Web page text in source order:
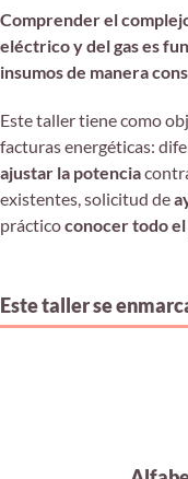
Comprender el
eléctrico y del gas es
insumos de manera
Este taller tiene como
facturas energéticas:
ajustar la potencia
existentes, solicitud de
prácticoconocer todo
Este taller se